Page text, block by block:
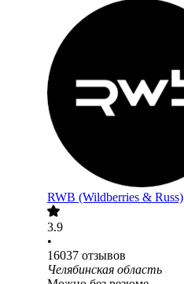
RWB (Wildberries & Russ)
3.9
•
16037 отзывов
Челябинская область